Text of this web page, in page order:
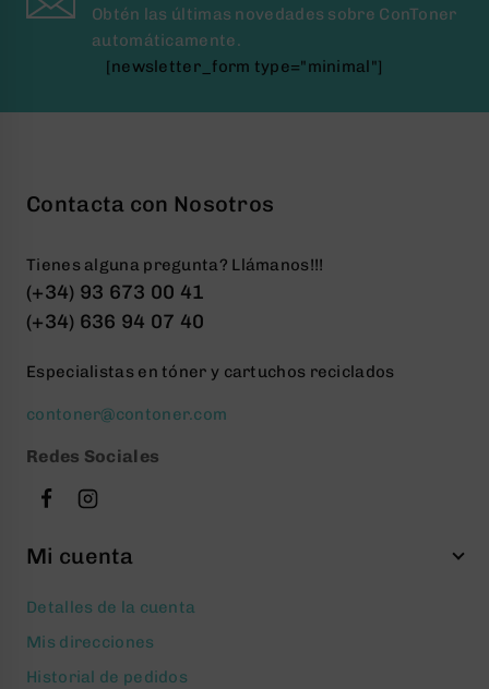
Obtén las últimas novedades sobre ConToner
automáticamente.
[newsletter_form type="minimal"]
Contacta con Nosotros
Tienes alguna pregunta? Llámanos!!!
(+34) 93 673 00 41
(+34) 636 94 07 40
Especialistas en tóner y cartuchos reciclados
contoner@contoner.com
Redes Sociales
Mi cuenta
Detalles de la cuenta
Mis direcciones
Historial de pedidos